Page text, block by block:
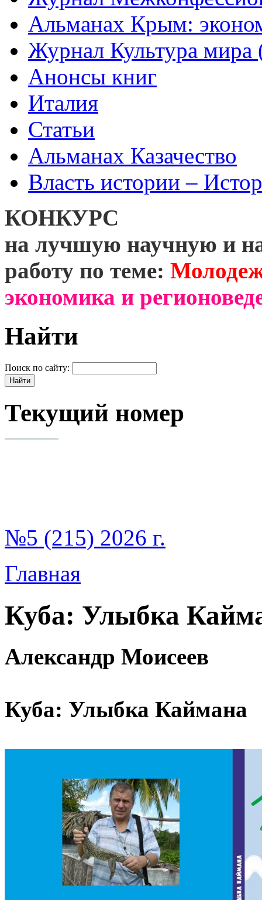
Альманах Крым:
Журнал Культура
Анонсы книг
Италия
Статьи
Альманах Казачество
Власть истории –
КОНКУРС
на лучшую научную и
работу по теме:
экономика и
Найти
Поиск по сайту:
Текущий номер
№5 (215) 2026 г.
Главная
Куба: Улыбка
Александр Моисеев
Куба: Улыбка Каймана